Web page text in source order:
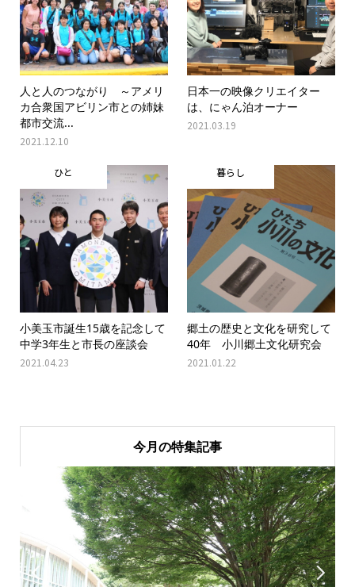
人と人のつながり ～アメリ
カ合衆国アビリン市との姉妹
都市交流...
2021.12.10
日本一の映像クリエイター
は、にゃん泊オーナー
2021.03.19
ひと
小美玉市誕生15歳を記念して
中学3年生と市長の座談会
2021.04.23
暮らし
郷土の歴史と文化を研究して
40年 小川郷土文化研究会
2021.01.22
今月の特集記事
 